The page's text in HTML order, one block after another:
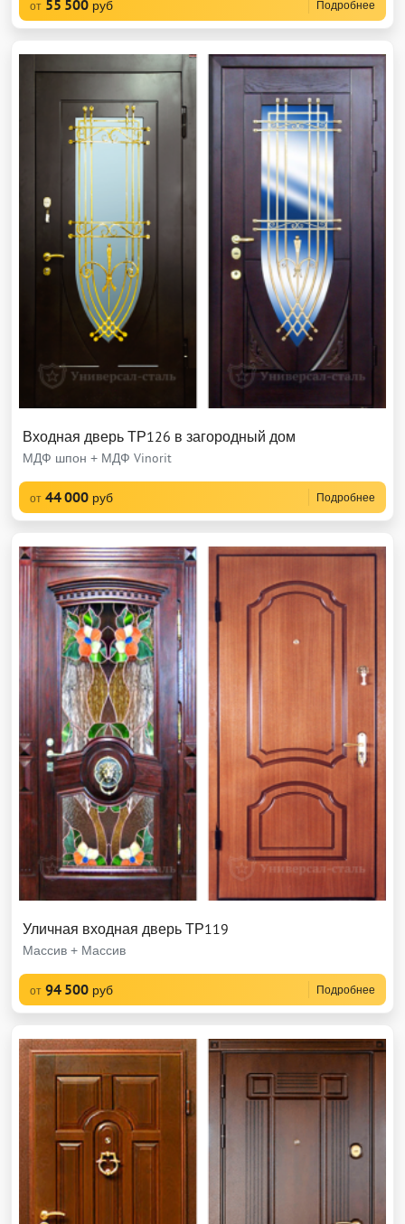
от 55 500 руб Подробнее
Входная дверь ТР126 в загородный дом
МДФ шпон + МДФ Vinorit
от 44 000 руб Подробнее
Уличная входная дверь ТР119
Массив + Массив
от 94 500 руб Подробнее